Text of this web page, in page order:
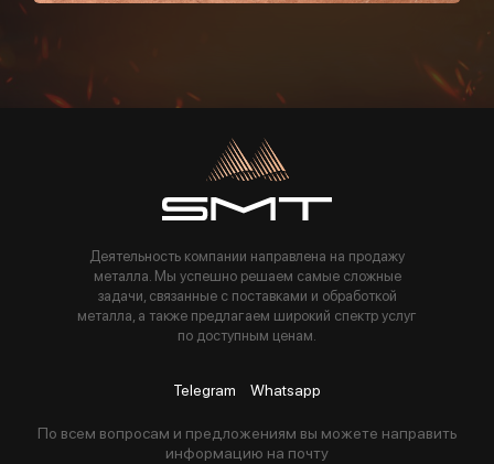
Пользуясь данной формой вы соглашаетесь с политикой компании
Деятельность компании направлена на продажу
металла. Мы успешно решаем самые сложные
задачи, связанные с поставками и обработкой
металла, а также предлагаем широкий спектр услуг
по доступным ценам.
Telegram Whatsapp
По всем вопросам и предложениям вы можете направить
информацию на почту